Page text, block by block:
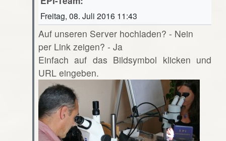
Freitag, 08. Juli 2016 11:43
Auf unseren Server hochladen? - Nein
per Link zeigen? - Ja
Einfach auf das Bildsymbol klicken und
URL eingeben.